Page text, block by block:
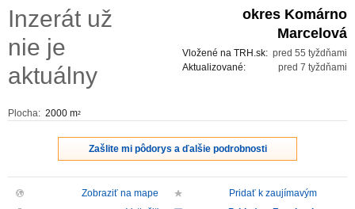
ZVÝRAZNENIE REALITNÝCH INZERÁTOV
OBCHODNÉ PODMIENKY
Inzerát už
nie je
aktuálny
Plocha: 2000 m2
okres Komárno
Marcelová
pred 55 tyždňami
Vložené na TRH.sk:
pred 7 tyždňami
Aktualizované:
Zašlite mi pôdorys a ďalšie podrobnosti
Zobraziť na mape
Pridať k zaujímavým